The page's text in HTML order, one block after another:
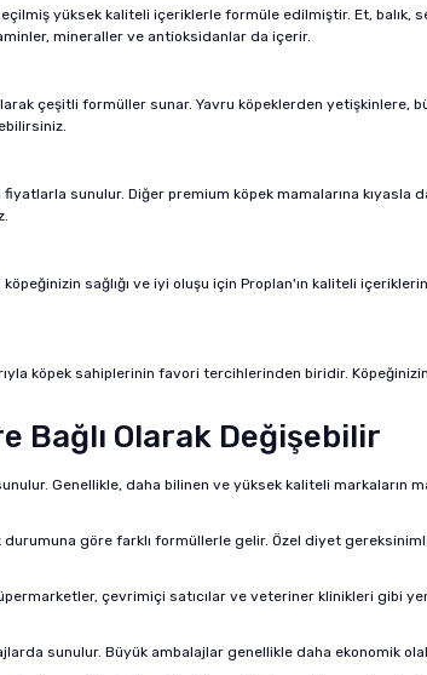
yüksek kaliteli içeriklerle formüle edilmiştir. Et, balık,
mineraller ve antioksidanlar da içerir.
çeşitli formüller sunar. Yavru köpeklerden yetişkinlere,
sunulur. Diğer premium köpek mamalarına kıyasla
sağlığı ve iyi oluşu için Proplan'ın kaliteli
köpek sahiplerinin favori tercihlerinden biridir.
Bağlı Olarak Değişebilir
Genellikle, daha bilinen ve yüksek kaliteli
durumuna göre farklı formüllerle gelir. Özel diyet
çevrimiçi satıcılar ve veteriner klinikleri
sunulur. Büyük ambalajlar genellikle daha ekonomik